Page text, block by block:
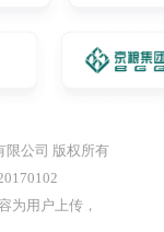
限公司 版权所有
为用户上传，